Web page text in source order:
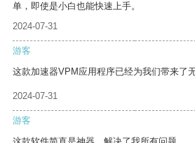
单，即使是小白也能快速上手。
2024-07-31
游客
这款加速器VPM应用程序已经为我们带来了
2024-07-31
游客